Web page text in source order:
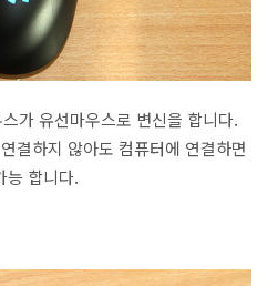
가 유선마우스로 변신을 합니다.
결하지 않아도 컴퓨터에 연결하면
능 합니다.